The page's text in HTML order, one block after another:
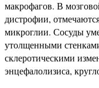
макрофагов. В
дистрофии,
микроглии. Сосуды
утолщенными
склеротическими
энцефалолизиса,